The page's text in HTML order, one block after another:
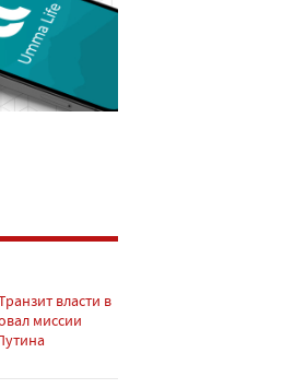
власти в
миссии